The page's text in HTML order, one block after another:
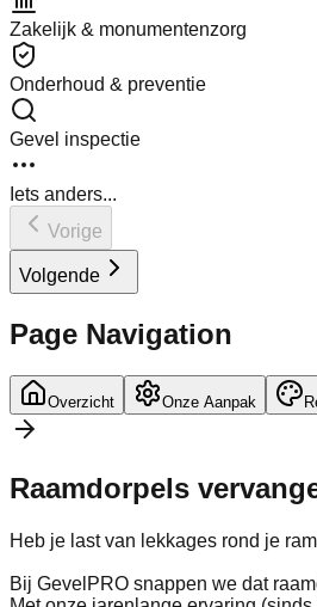
Zakelijk & monumentenzorg
Onderhoud & preventie
Gevel inspectie
Iets anders...
Vorige
Volgende
Page Navigation
Overzicht Onze Aanpak
Raamdorpels
Heb je last van lekkages rond je
Bij GevelPRO snappen we dat